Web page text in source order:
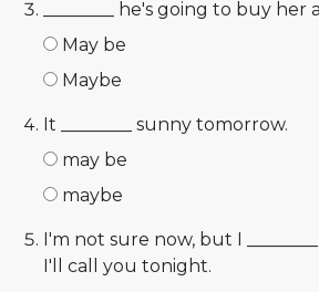
________ he's going to buy her
May be
Maybe
It ________ sunny tomorrow.
may be
maybe
I'm not sure now, but I
I'll call you tonight.